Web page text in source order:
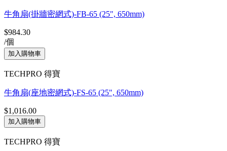
牛角扇(掛牆密網式)-FB-65 (25", 650mm)
$984.30
/個
TECHPRO 得寶
牛角扇(座地密網式)-FS-65 (25", 650mm)
$1,016.00
TECHPRO 得寶